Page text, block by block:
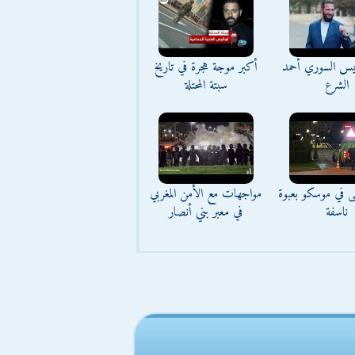
السوري أحمد
الشرع
أكبر موجة هجرة في تاريخ
سبتة المحتلة
في موسكو بعبوة
ناسفة
مواجهات مع الأمن المغربي
في معبر بني أنصار